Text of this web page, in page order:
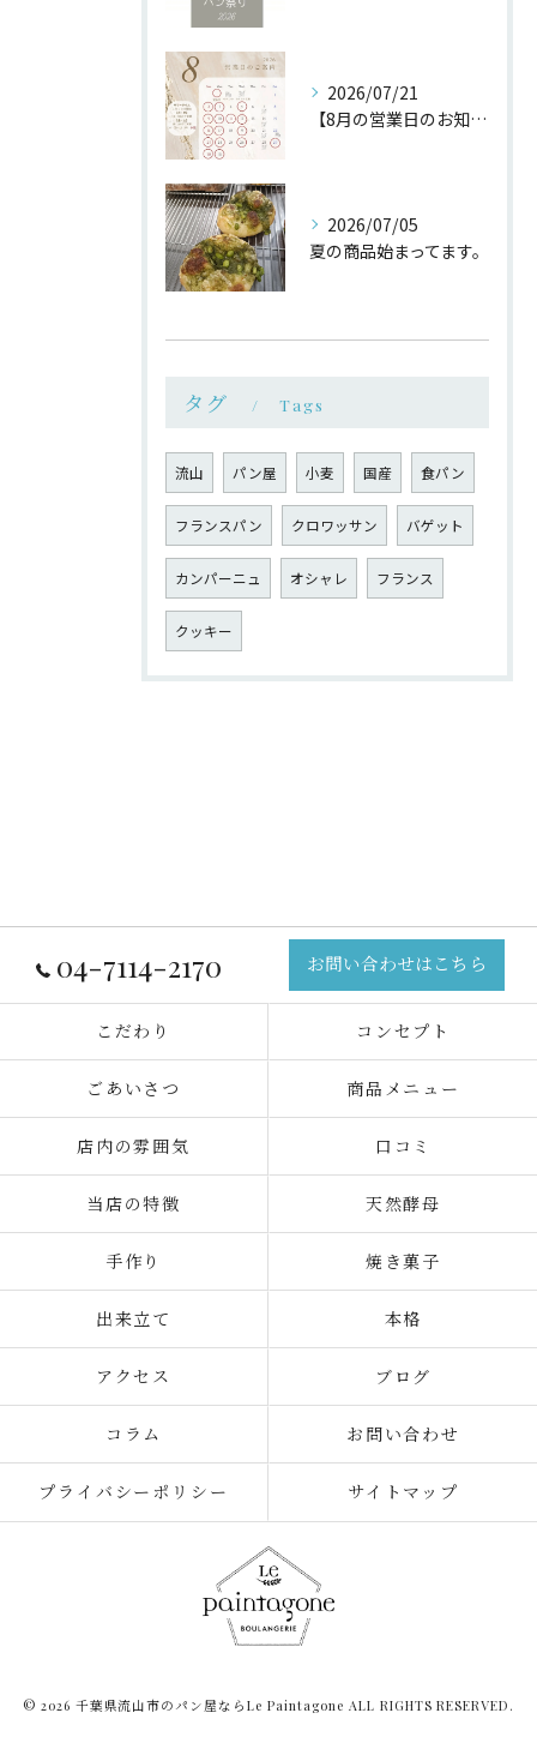
2026/07/21
【8月の営業日のお知らせ】
2026/07/05
夏の商品始まってます。
タグ Tags
流山 パン屋 小麦 国産 食パン
フランスパン クロワッサン バゲット
カンパーニュ オシャレ フランス
クッキー
04-7114-2170 お問い合わせはこちら
こだわり コンセプト
ごあいさつ 商品メニュー
店内の雰囲気 口コミ
当店の特徴 天然酵母
手作り 焼き菓子
出来立て 本格
アクセス ブログ
コラム お問い合わせ
プライバシーポリシー サイトマップ
© 2026 千葉県流山市のパン屋ならLe Paintagone ALL RIGHTS RESERVED.